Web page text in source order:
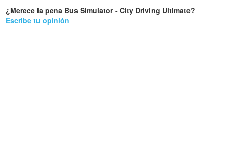
¿Merece la pena Bus Simulator - City Driving Ultimate?
Escribe tu opinión